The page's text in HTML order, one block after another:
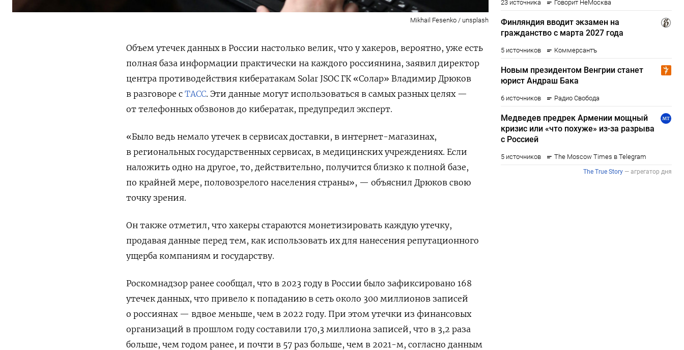
Mikhail Fesenko / unsplash
Объем утечек данных в России настолько велик, что у хакеров, вероятно, уже есть
полная база информации практически на каждого россиянина, заявил директор
центра противодействия кибератакам Solar JSOC ГК «Солар» Владимир Дрюков
в разговоре с ТАСС. Эти данные могут использоваться в самых разных целях —
от телефонных обзвонов до кибератак, предупредил эксперт.
«Было ведь немало утечек в сервисах доставки, в интернет-магазинах,
в региональных государственных сервисах, в медицинских учреждениях. Если
наложить одно на другое, то, действительно, получится близко к полной базе,
по крайней мере, половозрелого населения страны», — объяснил Дрюков свою
точку зрения.
Он также отметил, что хакеры стараются монетизировать каждую утечку,
продавая данные перед тем, как использовать их для нанесения репутационного
ущерба компаниям и государству.
Роскомнадзор ранее сообщал, что в 2023 году в России было зафиксировано 168
утечек данных, что привело к попаданию в сеть около 300 миллионов записей
о россиянах — вдвое меньше, чем в 2022 году. При этом утечки из финансовых
организаций в прошлом году составили 170,3 миллиона записей, что в 3,2 раза
больше, чем годом ранее, и почти в 57 раз больше, чем в 2021-м, согласно данным